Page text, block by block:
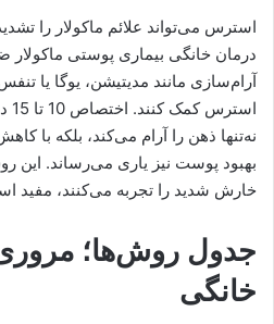
استرس می‌تواند علائم ماکولار را
درمان خانگی بیماری پوستی
آرام‌سازی مانند مدیتیشن، یوگا یا
نه‌تنها ذهن را آرام می‌کند، بلکه با
بهبود پوست نیز یاری می‌رساند. این
خارش شدید را تجربه می‌کنند، مفید
جدول روش‌ها؛
خانگی